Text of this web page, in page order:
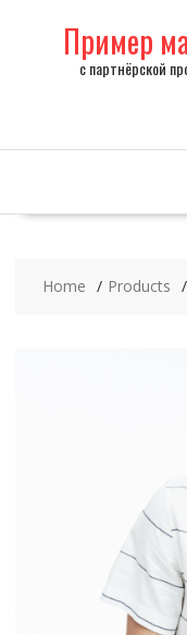
Пример
с партнёрской
Home Products